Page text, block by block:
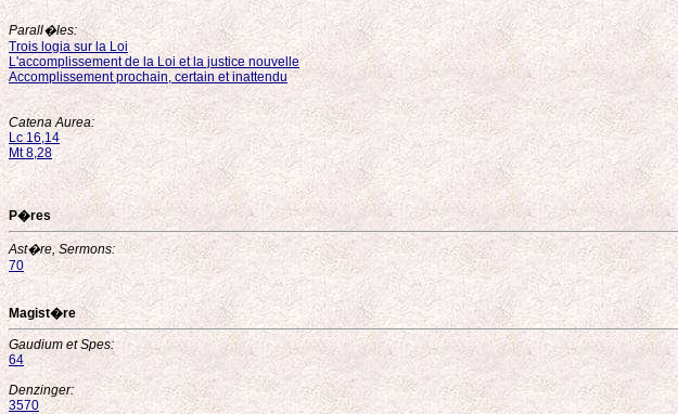
Parall�les:
Trois logia sur la Loi
L'accomplissement de la Loi et la justice nouvelle
Accomplissement prochain, certain et inattendu
Catena Aurea:
Lc 16,14
Mt 8,28
P�res
Ast�re, Sermons:
70
Magist�re
Gaudium et Spes:
64
Denzinger:
3570